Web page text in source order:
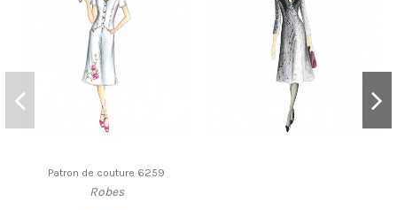
Patron de couture 6259
Robes